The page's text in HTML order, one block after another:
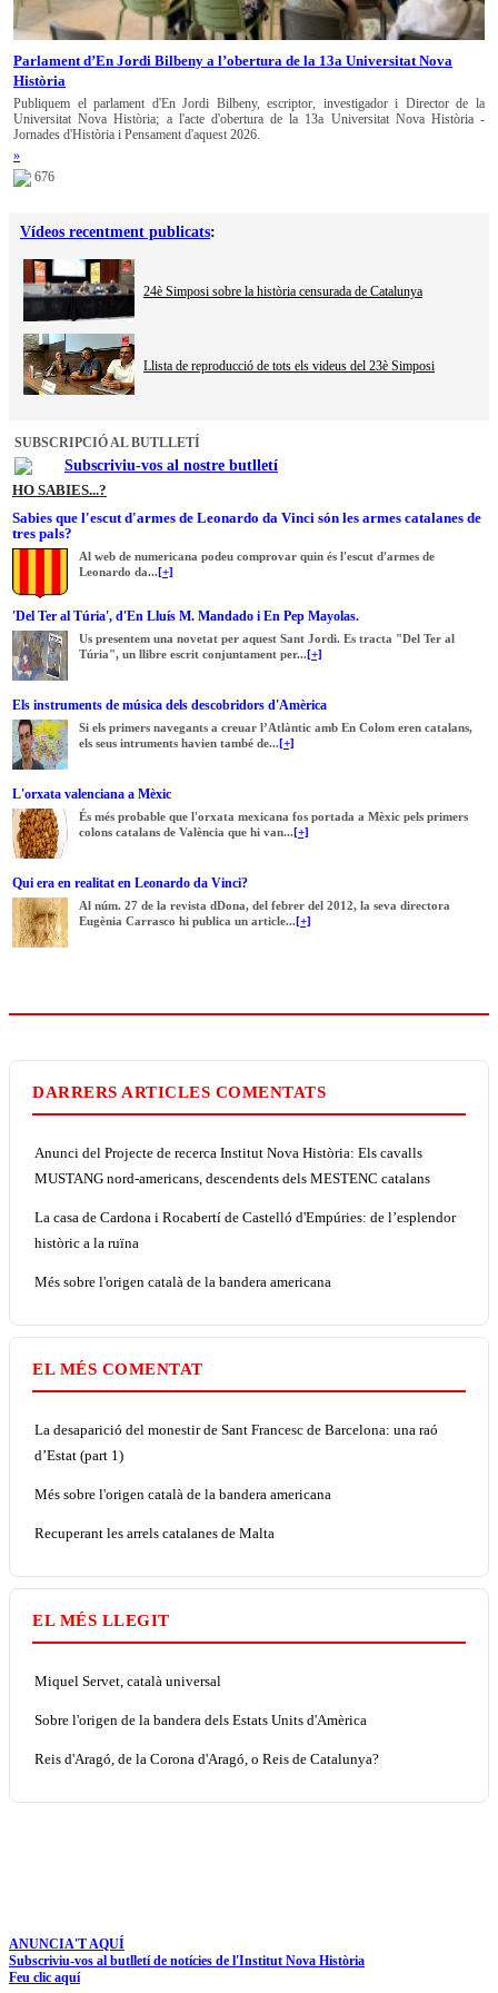
Parlament d’En Jordi Bilbeny a l’obertura de la 13a Universitat Nova
Història
Publiquem el parlament d'En Jordi Bilbeny, escriptor, investigador i Director de la
Universitat Nova Història; a l'acte d'obertura de la 13a Universitat Nova Història -
Jornades d'Història i Pensament d'aquest 2026.
»
676
Vídeos recentment publicats:
24è Simposi sobre la història censurada de Catalunya
Llista de reproducció de tots els videus del 23è Simposi
SUBSCRIPCIÓ AL BUTLLETÍ
Subscriviu-vos al nostre butlletí
HO SABIES...?
Sabies que l'escut d'armes de Leonardo da Vinci són les armes catalanes de
tres pals?
Al web de numericana podeu comprovar quin és l'escut d'armes de
Leonardo da...[+]
'Del Ter al Túria', d'En Lluís M. Mandado i En Pep Mayolas.
Us presentem una novetat per aquest Sant Jordi. Es tracta "Del Ter al
Túria", un llibre escrit conjuntament per...[+]
Els instruments de música dels descobridors d'Amèrica
Si els primers navegants a creuar l’Atlàntic amb En Colom eren catalans,
els seus intruments havien també de...[+]
L'orxata valenciana a Mèxic
És més probable que l'orxata mexicana fos portada a Mèxic pels primers
colons catalans de València que hi van...[+]
Qui era en realitat en Leonardo da Vinci?
Al núm. 27 de la revista dDona, del febrer del 2012, la seva directora
Eugènia Carrasco hi publica un article...[+]
DARRERS ARTICLES COMENTATS
Anunci del Projecte de recerca Institut Nova Història: Els cavalls
MUSTANG nord-americans, descendents dels MESTENC catalans
La casa de Cardona i Rocabertí de Castelló d'Empúries: de l’esplendor
històric a la ruïna
Més sobre l'origen català de la bandera americana
EL MÉS COMENTAT
La desaparició del monestir de Sant Francesc de Barcelona: una raó
d’Estat (part 1)
Més sobre l'origen català de la bandera americana
Recuperant les arrels catalanes de Malta
EL MÉS LLEGIT
Miquel Servet, català universal
Sobre l'origen de la bandera dels Estats Units d'Amèrica
Reis d'Aragó, de la Corona d'Aragó, o Reis de Catalunya?
ANUNCIA'T AQUÍ
Subscriviu-vos al butlletí de notícies de l'Institut Nova Història
Feu clic aquí